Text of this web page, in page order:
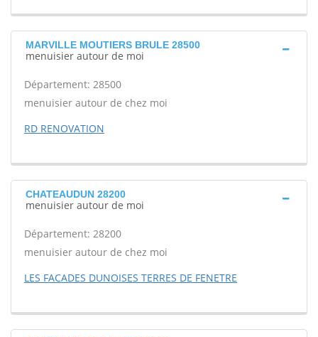
MARVILLE MOUTIERS BRULE 28500
menuisier autour de moi
Département: 28500
menuisier autour de chez moi
RD RENOVATION
CHATEAUDUN 28200
menuisier autour de moi
Département: 28200
menuisier autour de chez moi
LES FACADES DUNOISES TERRES DE FENETRE